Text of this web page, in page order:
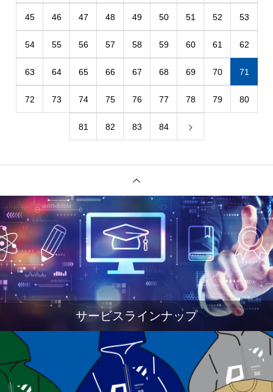
45 46 47 48 49 50 51 52 53
54 55 56 57 58 59 60 61 62
63 64 65 66 67 68 69 70 71
72 73 74 75 76 77 78 79 80
81 82 83 84
サービスラインナップ